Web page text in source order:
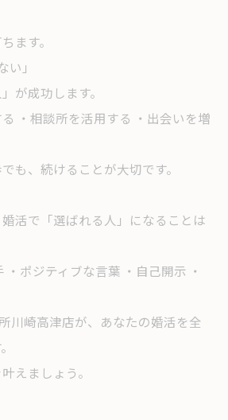
ます。
い」
が成功します。
・相談所を活用する ・出会いを増
も、続けることが大切です。
活で「選ばれる人」になることは
・ポジティブな言葉 ・自己開示 ・
川崎高津店が、あなたの婚活を全
えましょう。